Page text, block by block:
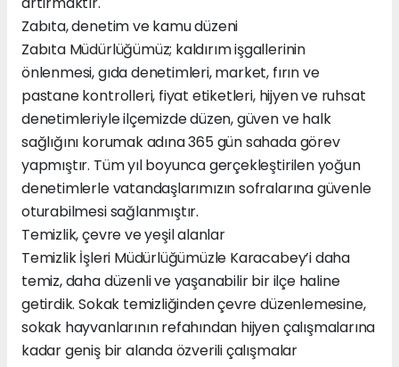
Zabıta, denetim ve kamu düzeni
Zabıta Müdürlüğümüz; kaldırım işgallerinin
önlenmesi, gıda denetimleri, market, fırın ve
pastane kontrolleri, fiyat etiketleri, hijyen ve ruhsat
denetimleriyle ilçemizde düzen, güven ve halk
sağlığını korumak adına 365 gün sahada görev
yapmıştır. Tüm yıl boyunca gerçekleştirilen yoğun
denetimlerle vatandaşlarımızın sofralarına güvenle
oturabilmesi sağlanmıştır.
Temizlik, çevre ve yeşil alanlar
Temizlik İşleri Müdürlüğümüzle Karacabey’i daha
temiz, daha düzenli ve yaşanabilir bir ilçe haline
getirdik. Sokak temizliğinden çevre düzenlemesine,
sokak hayvanlarının refahından hijyen çalışmalarına
kadar geniş bir alanda özverili çalışmalar